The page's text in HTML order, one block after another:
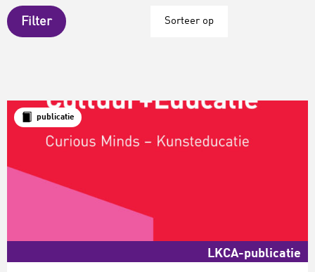
Filter Sorteer op
publicatie
LKCA-publicatie